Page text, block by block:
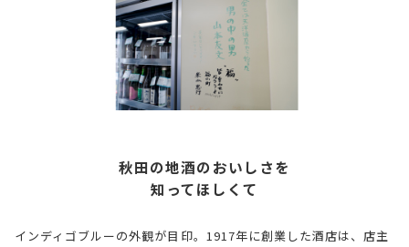
秋田の地酒のおいしさを
知ってほしくて
インディゴブルーの外観が目印。1917年に創業した酒店は、店主